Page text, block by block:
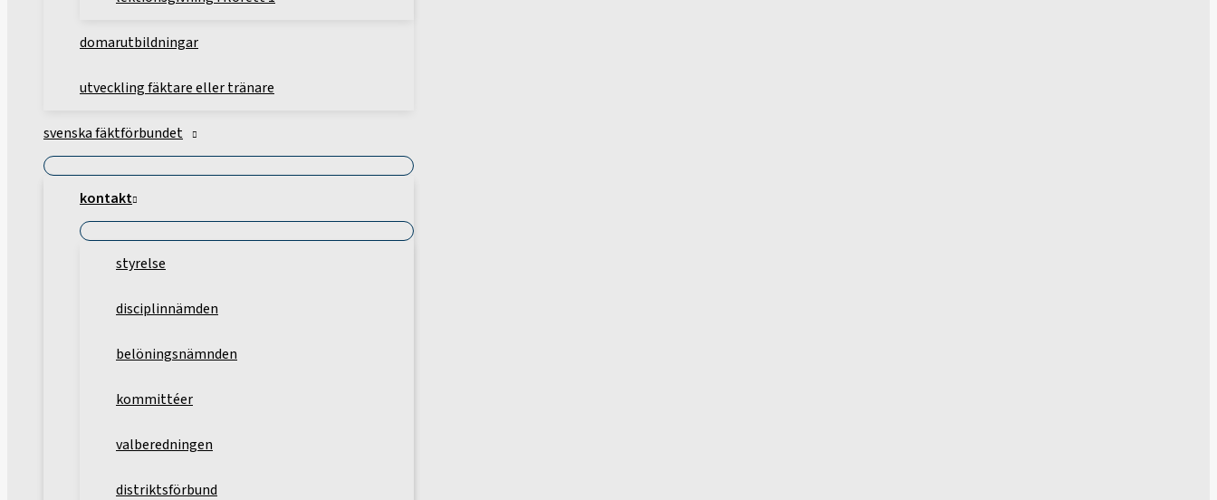
domarutbildningar
utveckling fäktare eller tränare
svenska fäktförbundet
kontakt
styrelse
disciplinnämden
belöningsnämnden
kommittéer
valberedningen
distriktsförbund